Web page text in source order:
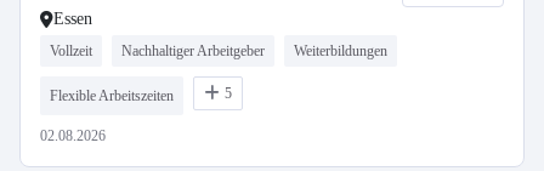
Essen
Vollzeit Nachhaltiger Arbeitgeber Weiterbildungen
Flexible Arbeitszeiten 5
02.08.2026